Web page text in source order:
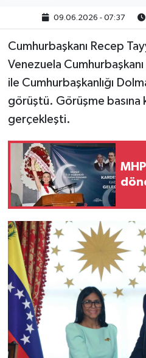
09.06.2026 - 07:37
Cumhurbaşkanı Recep
Venezuela
ile Cumhurbaşkanlığı
görüştü. Görüşme basına
gerçekleşti.